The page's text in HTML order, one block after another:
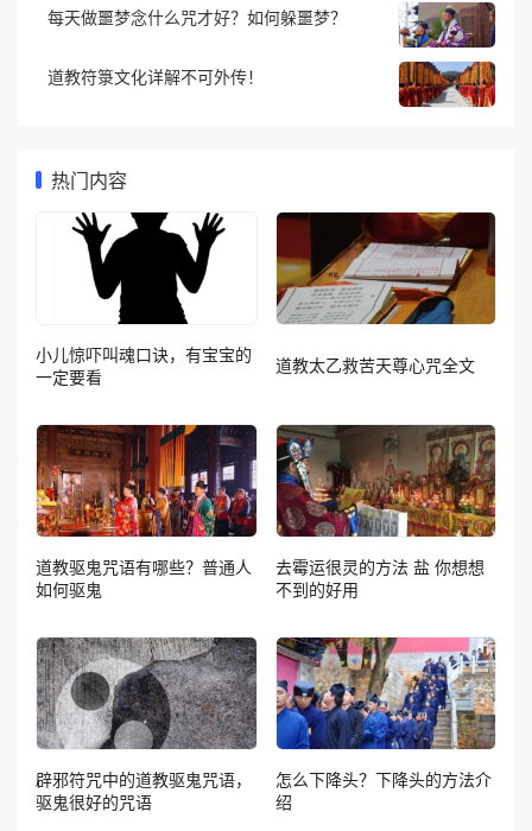
每天做噩梦念什么咒才好？如何躲噩梦？
道教符箓文化详解不可外传！
热门内容
小儿惊吓叫魂口诀，有宝宝的
一定要看
道教太乙救苦天尊心咒全文
道教驱鬼咒语有哪些？普通人
如何驱鬼
去霉运很灵的方法 盐 你想想
不到的好用
辟邪符咒中的道教驱鬼咒语，
驱鬼很好的咒语
怎么下降头？下降头的方法介
绍